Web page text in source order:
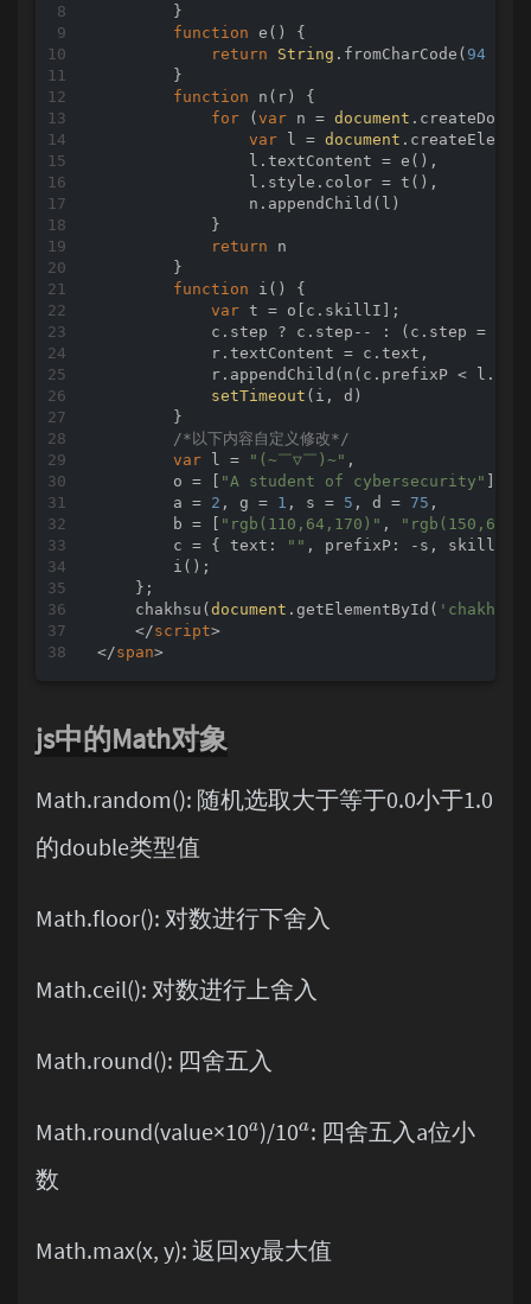
        }
function e ( ) {
return
String .fromCharCode( 94
        }
function
n ( r) {
for (var n = document
var l = document
                l.textContent = e(),
                l.style.color = t(),
                n.appendChild(l)
            }
return n
        }
function
i ( ) {
var t = o[c.skillI];
c.step ? c.step-- : (c.step = g,
            r.textContent = c.text,
r.appendChild(n(c.prefixP <
setTimeout (i, d)
        }
/*以下内容自定义修改*/
var l = "(~￣▽￣)~" ,
        o = [
"A student of cybersecurity"
        a =
2 , g = 1 , s = 5 , d = 75 ,
        b = [
"rgb(110,64,170)" ,
        c = {
text : "" , prefixP : -s, skillI
        i();
    };
    chakhsu(
document .getElementById( 'chakhsu'
</script>
</span>
js中的Math对象
Math.random(): 随机选取大于等于0.0小于1.0
的double类型值
Math.floor(): 对数进行下舍入
Math.ceil(): 对数进行上舍入
Math.round(): 四舍五入
Math.round(value×10a)/10a: 四舍五入a位小
数
Math.max(x, y): 返回xy最大值